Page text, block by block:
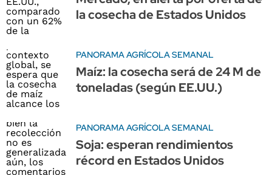
la cosecha de Estados Unidos
PANORAMA AGRÍCOLA SEMANAL
Maíz: la cosecha será de 24 M de
toneladas (según EE.UU.)
PANORAMA AGRÍCOLA SEMANAL
Soja: esperan rendimientos
récord en Estados Unidos